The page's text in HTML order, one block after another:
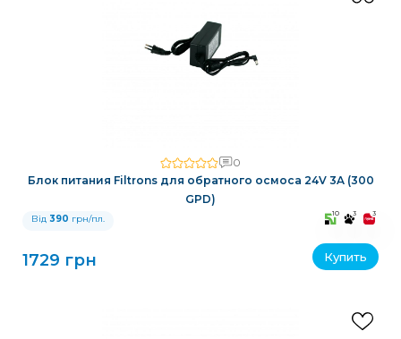
0
Блок питания Filtrons для обратного осмоса 24V 3A (300
GPD)
Від 390 грн/пл. 10 3 3
1729 грн Купить